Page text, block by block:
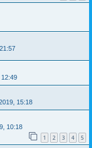
12:49
15:18
10:18
1 2 3 4 5